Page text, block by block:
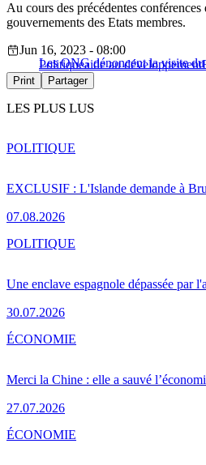
Au cours des précédentes
gouvernements des Etats membres.
Les ONG dénoncent la visite
Jun 16, 2023 - 08:00
Politiqueaide au développement
Print Partager
LES PLUS LUS
EXCLUSIF : L'Islande demande à
07.08.2026
POLITIQUE
Une enclave espagnole dépassée par
30.07.2026
POLITIQUE
Merci la Chine : elle a sauvé
27.07.2026
ÉCONOMIE
ÉCONOMIE